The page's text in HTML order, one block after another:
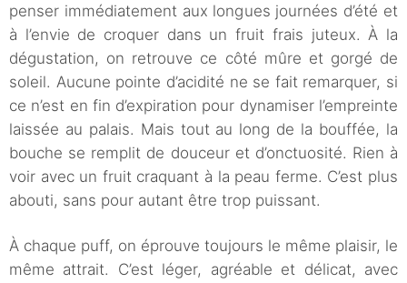
penser immédiatement aux longues journées d’été et
à l’envie de croquer dans un fruit frais juteux. À la
dégustation, on retrouve ce côté mûre et gorgé de
soleil. Aucune pointe d’acidité ne se fait remarquer, si
ce n’est en fin d’expiration pour dynamiser l’empreinte
laissée au palais. Mais tout au long de la bouffée, la
bouche se remplit de douceur et d’onctuosité. Rien à
voir avec un fruit craquant à la peau ferme. C’est plus
abouti, sans pour autant être trop puissant.
À chaque puff, on éprouve toujours le même plaisir, le
même attrait. C’est léger, agréable et délicat, avec